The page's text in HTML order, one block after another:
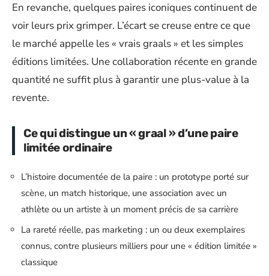
En revanche, quelques paires iconiques continuent de
voir leurs prix grimper. L’écart se creuse entre ce que
le marché appelle les « vrais graals » et les simples
éditions limitées. Une collaboration récente en grande
quantité ne suffit plus à garantir une plus-value à la
revente.
Ce qui distingue un « graal » d’une paire
limitée ordinaire
L’histoire documentée de la paire : un prototype porté sur
scène, un match historique, une association avec un
athlète ou un artiste à un moment précis de sa carrière
La rareté réelle, pas marketing : un ou deux exemplaires
connus, contre plusieurs milliers pour une « édition limitée »
classique